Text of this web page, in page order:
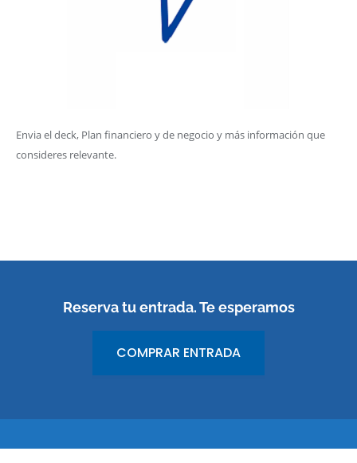
Envia el deck, Plan financiero y de negocio y más información que
consideres relevante.
Reserva tu entrada. Te esperamos
COMPRAR ENTRADA